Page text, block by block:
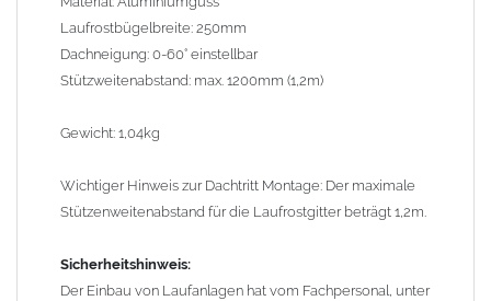
Anwendungsbeispiel (ähnliche Ausführung) kompletter Dachtritt
(Nr. 38000)
Laufrostbügelbreite: 250mm
Dachneigung: 0-60° einstellbar
Stützweitenabstand: max. 1200mm (1,2m)
Gewicht: 1,04kg
Wichtiger Hinweis zur Dachtritt Montage: Der maximale
Stützenweitenabstand für die Laufrostgitter beträgt 1,2m.
Sicherheitshinweis:
Der Einbau von Laufanlagen hat vom Fachpersonal, unter